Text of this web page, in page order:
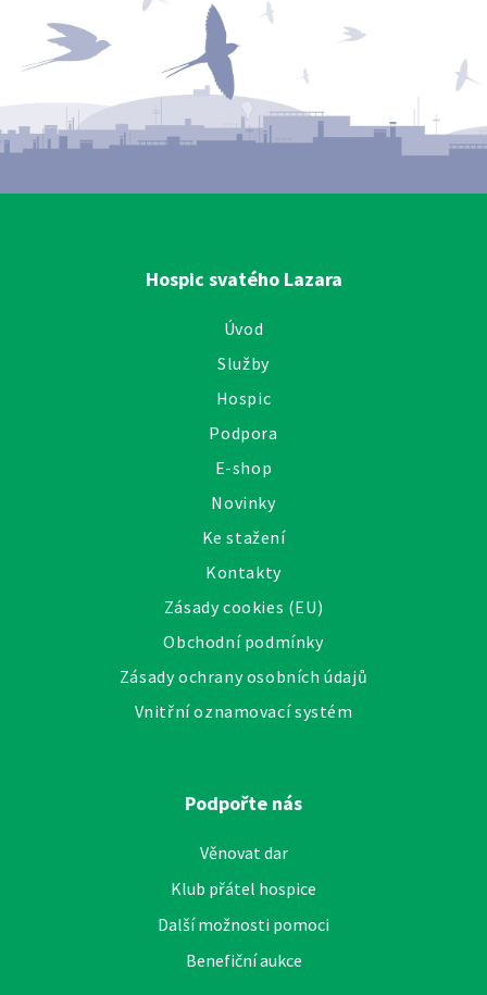
Hospic svatého Lazara
Úvod
Služby
Hospic
Podpora
E-shop
Novinky
Ke stažení
Kontakty
Zásady cookies (EU)
Obchodní podmínky
Zásady ochrany osobních údajů
Vnitřní oznamovací systém
Podpořte nás
Věnovat dar
Klub přátel hospice
Další možnosti pomoci
Benefiční aukce